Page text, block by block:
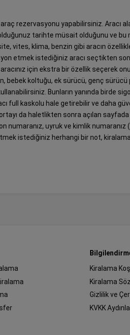
rezervasyonu yapabilirsiniz. Aracı
tarihte müsait olduğunu ve bu
vites, klima, benzin gibi aracın
etmek istediğiniz aracı seçtikten
için ekstra bir özellik seçerek
bebek koltuğu, ek sürücü, genç sürücü
Bunların yanında birde
full kaskolu hale getirebilir ve daha
da haletlikten sonra açılan
uyruk ve kimlik numaranız
istediğiniz herhangi bir not,
Kiralama
Kiralama
Gizlilik ve
KVKK